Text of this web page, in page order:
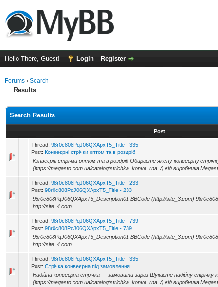
Hello There, Guest! Login Register
Forums › Search
Results
Search Results
Post
Thread: 98r0c808PqJ06QXApxT5_Title - 335
Post: Конвеєрні стрічки оптом та в роздріб
Конвеєрні стрічки оптом та в роздріб Обираєте якісну конвеєрну
(https://megasto.com.ua/catalog/strichka_konve_rna_/) від виробника
Thread: 98r0c808PqJ06QXApxT5_Title - 233
Post: 98r0c808PqJ06QXApxT5_Title - 233
98r0c808PqJ06QXApxT5_Description01 BBCode (http://site_3.com)
http://site_4.com
Thread: 98r0c808PqJ06QXApxT5_Title - 739
Post: 98r0c808PqJ06QXApxT5_Title - 739
98r0c808PqJ06QXApxT5_Description01 BBCode (http://site_3.com)
http://site_4.com
Thread: 98r0c808PqJ06QXApxT5_Title - 335
Post: Стрічка конвеєрна під замовлення
Надійна конвеєрна стрічка — замовити зараз Шукаєте надійну стрічку
(https://megasto.com.ua/catalog/strichka_konve_rna_/) від виробника